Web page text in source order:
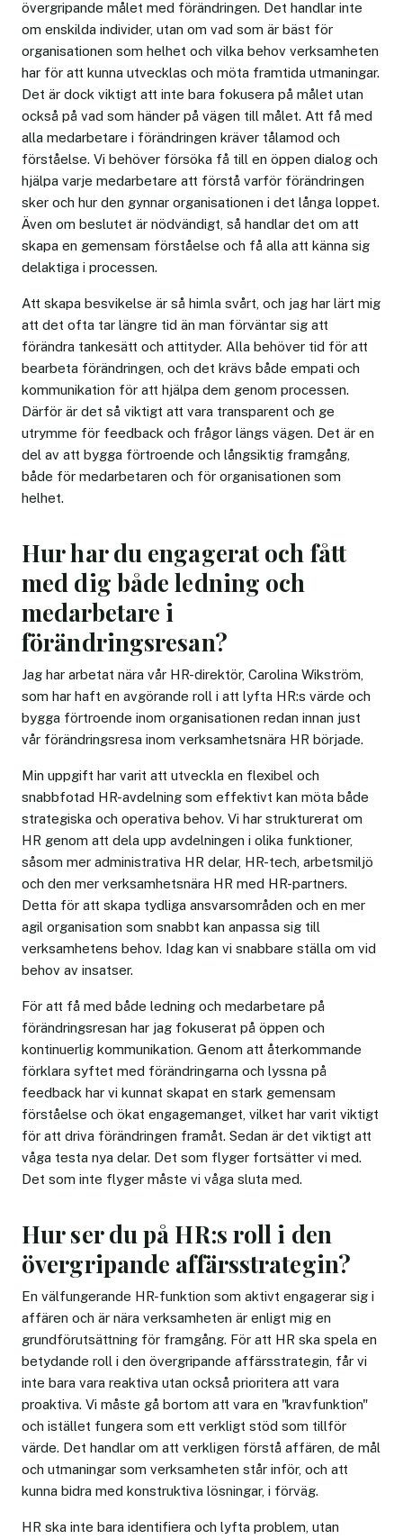
övergripande målet med förändringen. Det handlar inte
om enskilda individer, utan om vad som är bäst för
organisationen som helhet och vilka behov verksamheten
har för att kunna utvecklas och möta framtida utmaningar.
Det är dock viktigt att inte bara fokusera på målet utan
också på vad som händer på vägen till målet. Att få med
alla medarbetare i förändringen kräver tålamod och
förståelse. Vi behöver försöka få till en öppen dialog och
hjälpa varje medarbetare att förstå varför förändringen
sker och hur den gynnar organisationen i det långa loppet.
Även om beslutet är nödvändigt, så handlar det om att
skapa en gemensam förståelse och få alla att känna sig
delaktiga i processen.
Att skapa besvikelse är så himla svårt, och jag har lärt mig
att det ofta tar längre tid än man förväntar sig att
förändra tankesätt och attityder. Alla behöver tid för att
bearbeta förändringen, och det krävs både empati och
kommunikation för att hjälpa dem genom processen.
Därför är det så viktigt att vara transparent och ge
utrymme för feedback och frågor längs vägen. Det är en
del av att bygga förtroende och långsiktig framgång,
både för medarbetaren och för organisationen som
helhet.
Hur har du engagerat och fått
med dig både ledning och
medarbetare i
förändringsresan?
Jag har arbetat nära vår HR-direktör, Carolina Wikström,
som har haft en avgörande roll i att lyfta HR:s värde och
bygga förtroende inom organisationen redan innan just
vår förändringsresa inom verksamhetsnära HR började.
Min uppgift har varit att utveckla en flexibel och
snabbfotad HR-avdelning som effektivt kan möta både
strategiska och operativa behov. Vi har strukturerat om
HR genom att dela upp avdelningen i olika funktioner,
såsom mer administrativa HR delar, HR-tech, arbetsmiljö
och den mer verksamhetsnära HR med HR-partners.
Detta för att skapa tydliga ansvarsområden och en mer
agil organisation som snabbt kan anpassa sig till
verksamhetens behov. Idag kan vi snabbare ställa om vid
behov av insatser.
För att få med både ledning och medarbetare på
förändringsresan har jag fokuserat på öppen och
kontinuerlig kommunikation. Genom att återkommande
förklara syftet med förändringarna och lyssna på
feedback har vi kunnat skapat en stark gemensam
förståelse och ökat engagemanget, vilket har varit viktigt
för att driva förändringen framåt. Sedan är det viktigt att
våga testa nya delar. Det som flyger fortsätter vi med.
Det som inte flyger måste vi våga sluta med.
Hur ser du på HR:s roll i den
övergripande affärsstrategin?
En välfungerande HR-funktion som aktivt engagerar sig i
affären och är nära verksamheten är enligt mig en
grundförutsättning för framgång. För att HR ska spela en
betydande roll i den övergripande affärsstrategin, får vi
inte bara vara reaktiva utan också prioritera att vara
proaktiva. Vi måste gå bortom att vara en "kravfunktion"
och istället fungera som ett verkligt stöd som tillför
värde. Det handlar om att verkligen förstå affären, de mål
och utmaningar som verksamheten står inför, och att
kunna bidra med konstruktiva lösningar, i förväg.
HR ska inte bara identifiera och lyfta problem, utan